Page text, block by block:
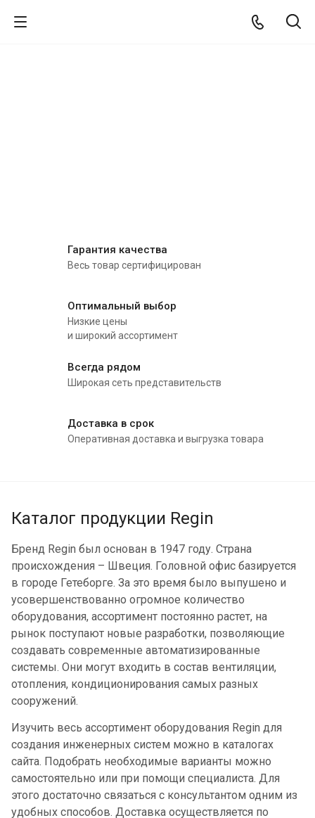
Гарантия качества
Весь товар сертифицирован
Оптимальный выбор
Низкие цены
и широкий ассортимент
Всегда рядом
Широкая сеть представительств
Доставка в срок
Оперативная доставка и выгрузка товара
Каталог продукции Regin
Бренд Regin был основан в 1947 году. Страна
происхождения – Швеция. Головной офис базируется
в городе Гетеборге. За это время было выпушено и
усовершенствованно огромное количество
оборудования, ассортимент постоянно растет, на
рынок поступают новые разработки, позволяющие
создавать современные автоматизированные
системы. Они могут входить в состав вентиляции,
отопления, кондиционирования самых разных
сооружений.
Изучить весь ассортимент оборудования Regin для
создания инженерных систем можно в каталогах
сайта. Подобрать необходимые варианты можно
самостоятельно или при помощи специалиста. Для
этого достаточно связаться с консультантом одним из
удобных способов. Доставка осуществляется по